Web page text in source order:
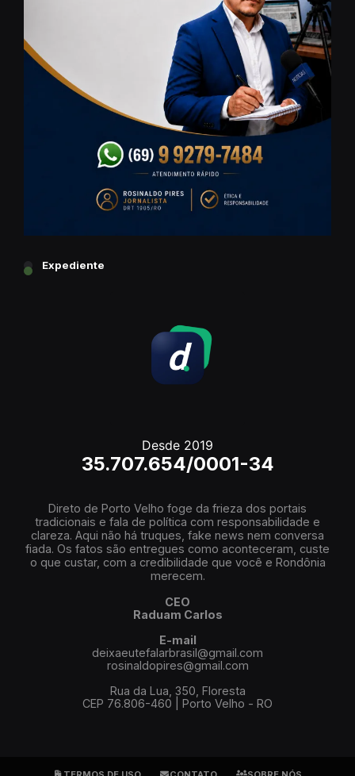
Expediente
Desde 2019
35.707.654/0001-34
Direto de Porto Velho foge da frieza dos portais
tradicionais e fala de política com responsabilidade e
clareza. Aqui não há truques, fake news nem conversa
fiada. Os fatos são entregues como aconteceram, custe
o que custar, com a credibilidade que você e Rondônia
merecem.
CEO
Raduam Carlos
E-mail
deixaeutefalarbrasil@gmail.com
rosinaldopires@gmail.com
Rua da Lua, 350, Floresta
CEP 76.806-460 | Porto Velho - RO